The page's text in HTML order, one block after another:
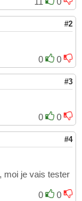
#2
0
0
#3
0
0
#4
moi je vais tester
0
0